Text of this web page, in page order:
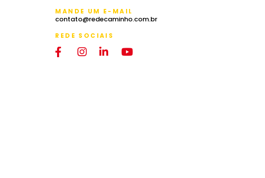
MANDE UM E-MAIL
contato@redecaminho.com.br
REDE SOCIAIS